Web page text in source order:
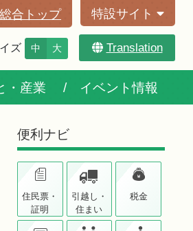
総合トップ 特設サイト
ズ 中 大 Translation
・産業 イベント情報
便利ナビ
住民票・
証明
引越し・
住まい
税金